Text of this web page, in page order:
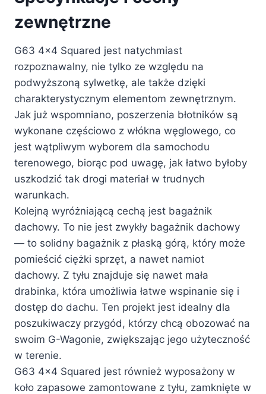
zewnętrzne
G63 4×4 Squared jest natychmiast
rozpoznawalny, nie tylko ze względu na
podwyższoną sylwetkę, ale także dzięki
charakterystycznym elementom zewnętrznym.
Jak już wspomniano, poszerzenia błotników są
wykonane częściowo z włókna węglowego, co
jest wątpliwym wyborem dla samochodu
terenowego, biorąc pod uwagę, jak łatwo byłoby
uszkodzić tak drogi materiał w trudnych
warunkach.
Kolejną wyróżniającą cechą jest bagażnik
dachowy. To nie jest zwykły bagażnik dachowy
— to solidny bagażnik z płaską górą, który może
pomieścić ciężki sprzęt, a nawet namiot
dachowy. Z tyłu znajduje się nawet mała
drabinka, która umożliwia łatwe wspinanie się i
dostęp do dachu. Ten projekt jest idealny dla
poszukiwaczy przygód, którzy chcą obozować na
swoim G-Wagonie, zwiększając jego użyteczność
w terenie.
G63 4×4 Squared jest również wyposażony w
koło zapasowe zamontowane z tyłu, zamknięte w